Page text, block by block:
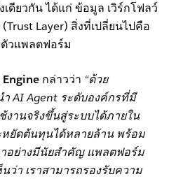
เดียวกัน ได้แก่ ข้อมูล เวิร์กโฟลว์
Layer) สิ่งที่เปลี่ยนไปคือ
วแพลตฟอร์ม
กล่าวว่า “ด้วย
AI Agent ระดับองค์กรที่มี
านจริงขึ้นสู่ระบบได้ภายใน
หยัดต้นทุนได้หลายล้าน พร้อม
อย่างมีนัยสำคัญ แพลตฟอร์ม
ว่า เราสามารถรองรับความ